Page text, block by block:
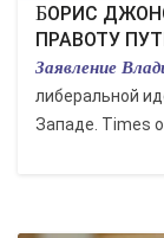
БОРИС ДЖОНСОН НЕВОЛЬНО ПОДТВЕРДИЛ
ПРАВОТУ
Заявление
либеральной
Западе. Times